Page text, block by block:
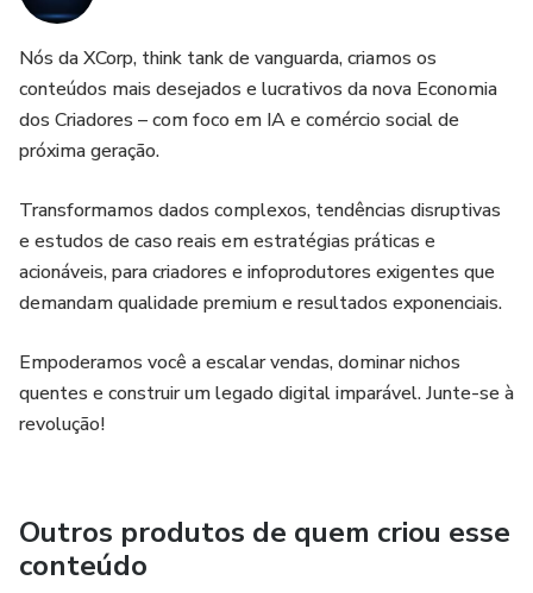
Nós da XCorp, think tank de vanguarda, criamos os
conteúdos mais desejados e lucrativos da nova Economia
dos Criadores – com foco em IA e comércio social de
próxima geração.
Transformamos dados complexos, tendências disruptivas
e estudos de caso reais em estratégias práticas e
acionáveis, para criadores e infoprodutores exigentes que
demandam qualidade premium e resultados exponenciais.
Empoderamos você a escalar vendas, dominar nichos
quentes e construir um legado digital imparável. Junte-se à
revolução!
Outros produtos de quem criou esse
conteúdo